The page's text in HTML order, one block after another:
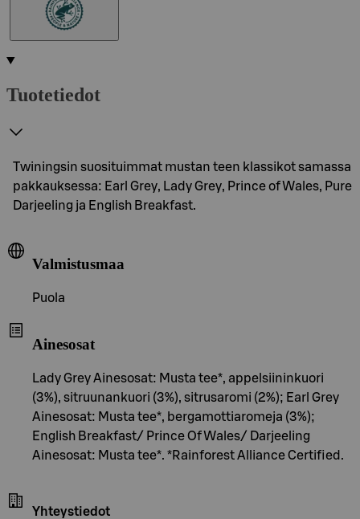
Tuotetiedot
Twiningsin suosituimmat mustan teen klassikot samassa
pakkauksessa: Earl Grey, Lady Grey, Prince of Wales, Pure
Darjeeling ja English Breakfast.
Valmistusmaa
Puola
Ainesosat
Lady Grey Ainesosat: Musta tee*, appelsiininkuori
(3%), sitruunankuori (3%), sitrusaromi (2%); Earl Grey
Ainesosat: Musta tee*, bergamottiaromeja (3%);
English Breakfast/ Prince Of Wales/ Darjeeling
Ainesosat: Musta tee*. *Rainforest Alliance Certified.
Yhteystiedot